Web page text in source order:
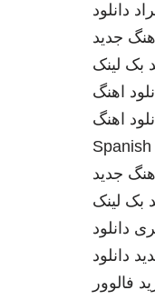
دانلود
جدید
بک لینک
اهنگ
اهنگ
جدید
بک لینک
دانلود
دانلود
فالوور